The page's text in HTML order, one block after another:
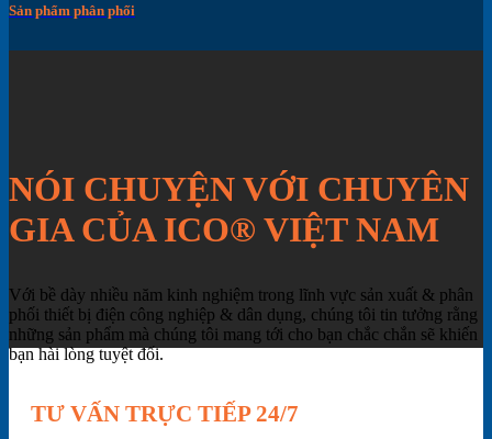
Sản phẩm phân phối
NÓI CHUYỆN VỚI CHUYÊN
GIA CỦA ICO® VIỆT NAM
Với bề dày nhiều năm kinh nghiệm trong lĩnh vực sản xuất & phân
phối thiết bị điện công nghiệp & dân dụng, chúng tôi tin tưởng rằng
những sản phẩm mà chúng tôi mang tới cho bạn chắc chắn sẽ khiến
bạn hài lòng tuyệt đối.
TƯ VẤN TRỰC TIẾP 24/7